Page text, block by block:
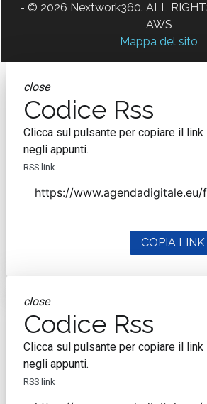
- © 2026 Nextwork360. ALL
AWS
Mappa del sito
close
Codice Rss
Clicca sul pulsante per copiare il link
negli appunti.
RSS link
COPIA LINK
close
Codice Rss
Clicca sul pulsante per copiare il link
negli appunti.
RSS link